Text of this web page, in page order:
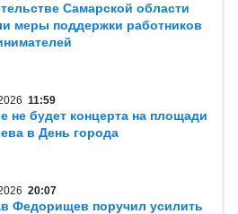
Самарской области
меры поддержки работников
11:59
не будет концерта на площади
в День города
20:07
Федорищев поручил усилить